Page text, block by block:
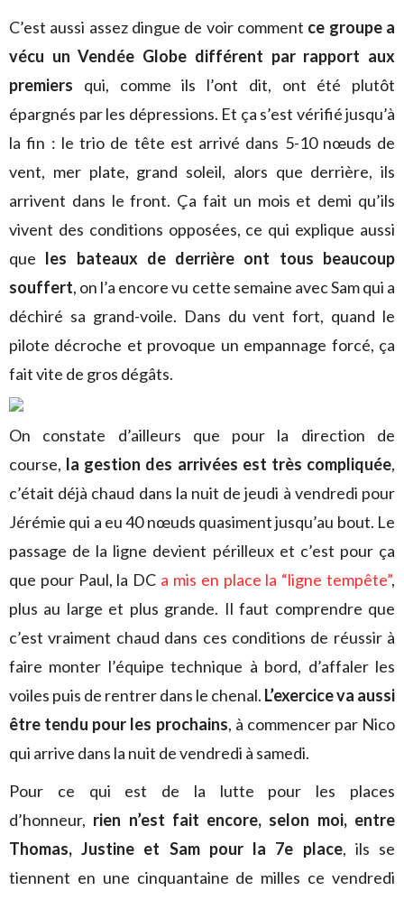
C’est aussi assez dingue de voir comment ce groupe a
vécu un Vendée Globe différent par rapport aux
premiers qui, comme ils l’ont dit, ont été plutôt
épargnés par les dépressions. Et ça s’est vérifié jusqu’à
la fin : le trio de tête est arrivé dans 5-10 nœuds de
vent, mer plate, grand soleil, alors que derrière, ils
arrivent dans le front. Ça fait un mois et demi qu’ils
vivent des conditions opposées, ce qui explique aussi
que les bateaux de derrière ont tous beaucoup
souffert, on l’a encore vu cette semaine avec Sam qui a
déchiré sa grand-voile. Dans du vent fort, quand le
pilote décroche et provoque un empannage forcé, ça
fait vite de gros dégâts.
On constate d’ailleurs que pour la direction de
course, la gestion des arrivées est très compliquée,
c’était déjà chaud dans la nuit de jeudi à vendredi pour
Jérémie qui a eu 40 nœuds quasiment jusqu’au bout. Le
passage de la ligne devient périlleux et c’est pour ça
que pour Paul, la DC a mis en place la “ligne tempête”,
plus au large et plus grande. Il faut comprendre que
c’est vraiment chaud dans ces conditions de réussir à
faire monter l’équipe technique à bord, d’affaler les
voiles puis de rentrer dans le chenal. L’exercice va aussi
être tendu pour les prochains, à commencer par Nico
qui arrive dans la nuit de vendredi à samedi.
Pour ce qui est de la lutte pour les places
d’honneur, rien n’est fait encore, selon moi, entre
Thomas, Justine et Sam pour la 7e place, ils se
tiennent en une cinquantaine de milles ce vendredi